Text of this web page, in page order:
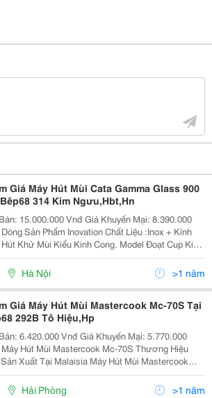
Giá Máy Hút Mùi Cata Gamma Glass 900
314 Kim Ngưu,Hbt,Hn
Vnđ Giá Khuyến Mại: 8.390.000
Khử Mùi Kiểu Kính Cong. Model Đoạt Cup Kiểu
Đẹp Do Hiệp Hội Các Nhà Tạo Mẫu Công Nghiệp
Hà Nội >1 năm
Giá Máy Hút Mùi Mastercook Mc-70S Tại
292B Tô Hiệu,Hp
Vnđ Giá Khuyến Mại: 5.770.000
Nhập Khẩu Nguyên Chiếc Cao Cấp Tại
- Showroom Và Đại Lý
Hải Phòng >1 năm